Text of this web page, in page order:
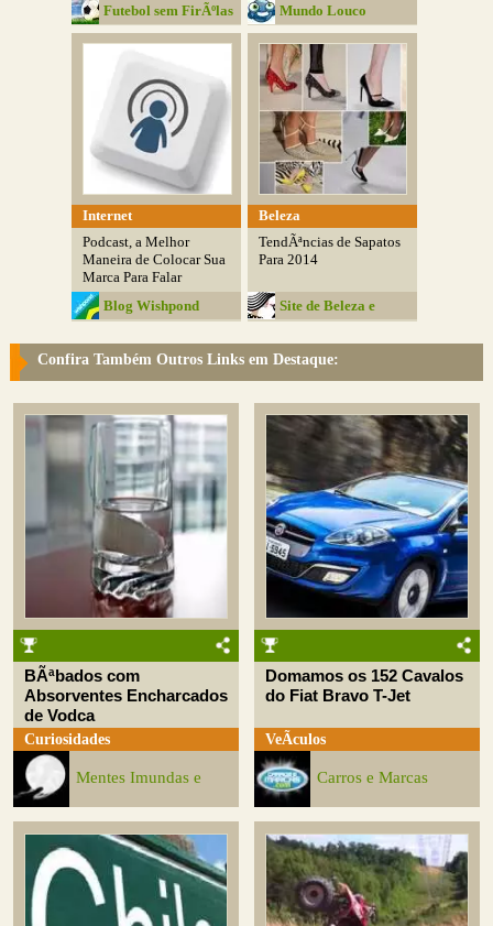
Futebol sem FirÃºlas
Mundo Louco
Internet
Podcast, a Melhor
Maneira de Colocar Sua
Marca Para Falar
Blog Wishpond
Beleza
TendÃªncias de Sapatos
Para 2014
Site de Beleza e
Confira Também Outros Links em Destaque:
BÃªbados com
Absorventes Encharcados
de Vodca
Curiosidades
Mentes Imundas e
Domamos os 152 Cavalos
do Fiat Bravo T-Jet
VeÃ­culos
Carros e Marcas